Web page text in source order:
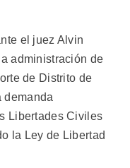
el juez Alvin
administración de
de Distrito de
demanda
Libertades Civiles
la Ley de Libertad